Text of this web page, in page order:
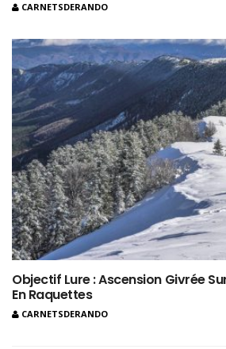
CARNETSDERANDO
Objectif Lure : Ascension Givrée
En Raquettes
CARNETSDERANDO